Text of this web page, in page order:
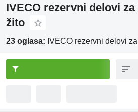
IVECO rezervni delovi
žito
23 oglasa: IVECO rezervni delovi